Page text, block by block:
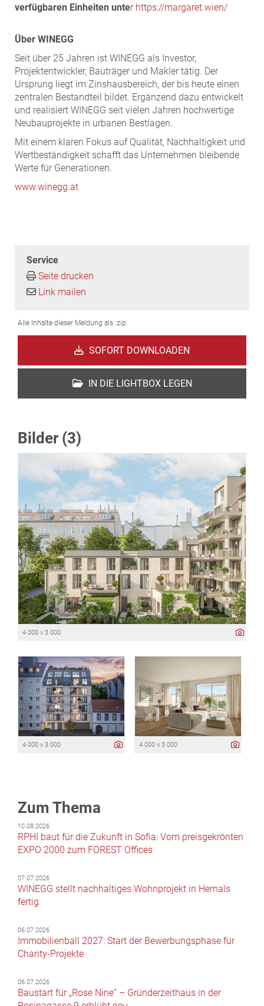
verfügbaren Einheiten unter https://margaret.wien/
Über WINEGG
Seit über 25 Jahren ist WINEGG als Investor,
Projektentwickler, Bauträger und Makler tätig. Der
Ursprung liegt im Zinshausbereich, der bis heute einen
zentralen Bestandteil bildet. Ergänzend dazu entwickelt
und realisiert WINEGG seit vielen Jahren hochwertige
Neubauprojekte in urbanen Bestlagen.
Mit einem klaren Fokus auf Qualität, Nachhaltigkeit und
Wertbeständigkeit schafft das Unternehmen bleibende
Werte für Generationen.
www.winegg.at
Service
Seite drucken
Link mailen
Alle Inhalte dieser Meldung als .zip:
SOFORT DOWNLOADEN
IN DIE LIGHTBOX LEGEN
Bilder (3)
4 000 x 3 000
4 000 x 3 000 4 000 x 3 000
Zum Thema
10.08.2026
RPHI baut für die Zukunft in Sofia: Vom preisgekrönten
EXPO 2000 zum FOREST Offices
07.07.2026
WINEGG stellt nachhaltiges Wohnprojekt in Hernals
fertig
06.07.2026
Immobilienball 2027: Start der Bewerbungsphase für
Charity-Projekte
06.07.2026
Baustart für „Rose Nine“ – Gründerzeithaus in der